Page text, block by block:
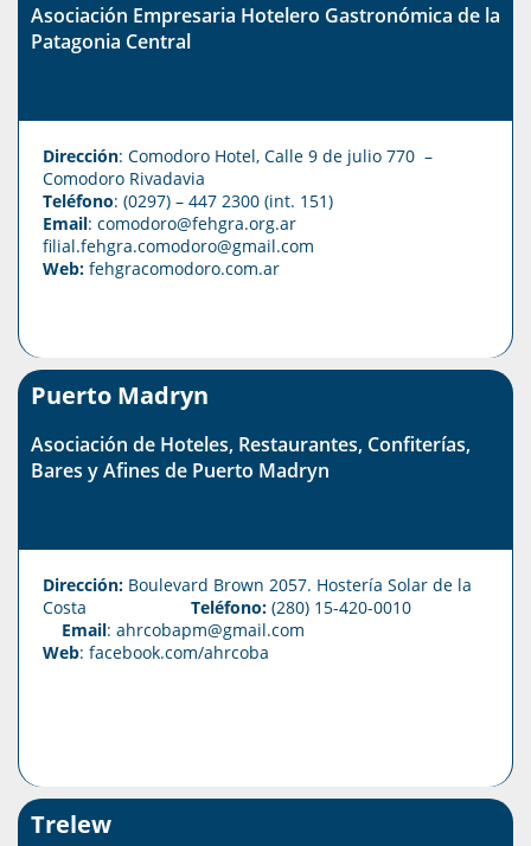
Asociación Empresaria Hotelero Gastronómica de la
Patagonia Central
Dirección: Comodoro Hotel, Calle 9 de julio 770 –
Comodoro Rivadavia
Teléfono: (0297) – 447 2300 (int. 151)
Email: comodoro@fehgra.org.ar
filial.fehgra.comodoro@gmail.com
Web: fehgracomodoro.com.ar
Puerto Madryn
Asociación de Hoteles, Restaurantes, Confiterías,
Bares y Afines de Puerto Madryn
Dirección: Boulevard Brown 2057. Hostería Solar de la
Costa Teléfono: (280) 15-420-0010
Email: ahrcobapm@gmail.com
Web: facebook.com/ahrcoba
Trelew